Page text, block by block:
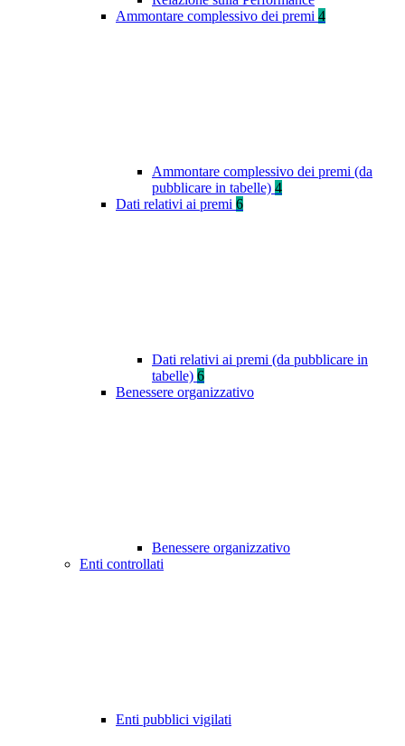
Ammontare complessivo dei premi 4
Ammontare complessivo dei premi (da
pubblicare in tabelle) 4
Dati relativi ai premi 6
Dati relativi ai premi (da pubblicare in
tabelle) 6
Benessere organizzativo
Benessere organizzativo
Enti controllati
Enti pubblici vigilati